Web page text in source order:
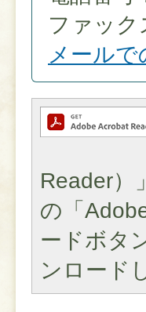
ファック
メール
Reader）
の「
ードボタ
ンロード